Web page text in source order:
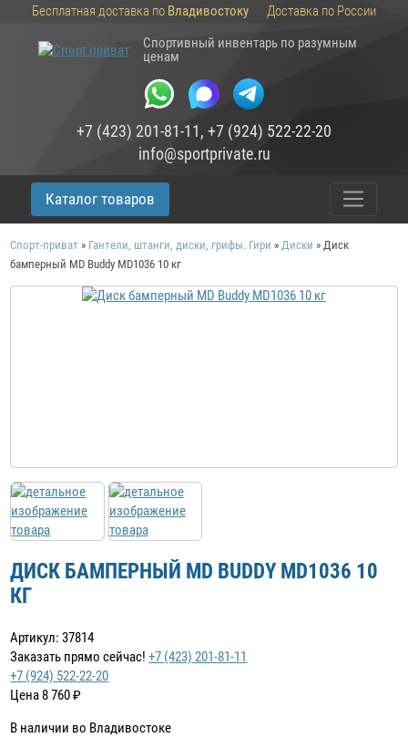
Бесплатная доставка по Владивостоку
Доставка по России
Спортивный инвентарь по разумным
ценам
+7 (423) 201-81-11, +7 (924) 522-22-20
info@sportprivate.ru
Каталог товаров
Спорт-приват » Гантели, штанги, диски, грифы. Гири » Диски » Диск
бамперный MD Buddy MD1036 10 кг
ДИСК БАМПЕРНЫЙ MD BUDDY MD1036 10
КГ
Артикул: 37814
Заказать прямо сейчас! +7 (423) 201-81-11
+7 (924) 522-22-20
Цена 8 760₽
В наличии во Владивостоке